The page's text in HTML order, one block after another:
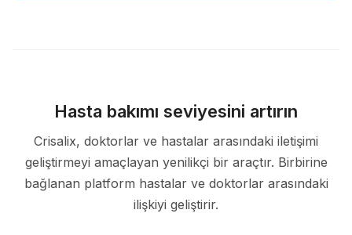
Hasta bakımı seviyesini artırın
Crisalix, doktorlar ve hastalar arasındaki iletişimi
geliştirmeyi amaçlayan yenilikçi bir araçtır. Birbirine
bağlanan platform hastalar ve doktorlar arasındaki
ilişkiyi geliştirir.